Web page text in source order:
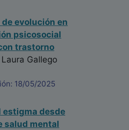
evolución en
psicosocial
trastorno
Laura Gallego
18/05/2025
estigma desde
salud mental